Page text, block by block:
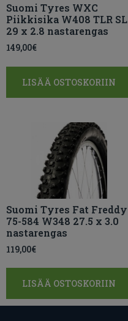
Suomi Tyres WXC
Piikkisika W408 TLR SL
29 x 2.8 nastarengas
149,00€
LISÄÄ OSTOSKORIIN
Suomi Tyres Fat Freddy
75-584 W348 27.5 x 3.0
nastarengas
119,00€
LISÄÄ OSTOSKORIIN